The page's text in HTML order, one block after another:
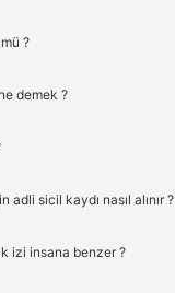
?
demek ?
adli sicil kaydı nasıl alınır ?
izi insana benzer ?